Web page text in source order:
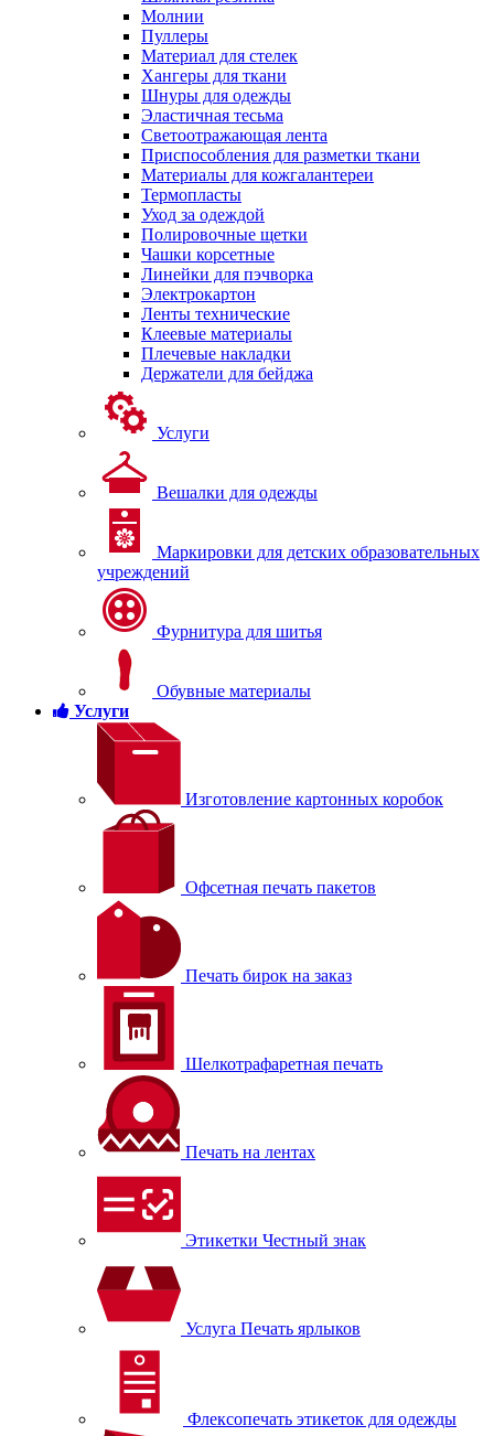
Молнии
Пуллеры
Материал для стелек
Хангеры для ткани
Шнуры для одежды
Эластичная тесьма
Светоотражающая лента
Приспособления для разметки ткани
Материалы для кожгалантереи
Термопласты
Уход за одеждой
Полировочные щетки
Чашки корсетные
Линейки для пэчворка
Электрокартон
Ленты технические
Клеевые материалы
Плечевые накладки
Держатели для бейджа
Услуги
Вешалки для одежды
Маркировки для детских образовательных
учреждений
Фурнитура для шитья
Обувные материалы
Услуги
Изготовление картонных коробок
Офсетная печать пакетов
Печать бирок на заказ
Шелкотрафаретная печать
Печать на лентах
Этикетки Честный знак
Услуга Печать ярлыков
Флексопечать этикеток для одежды